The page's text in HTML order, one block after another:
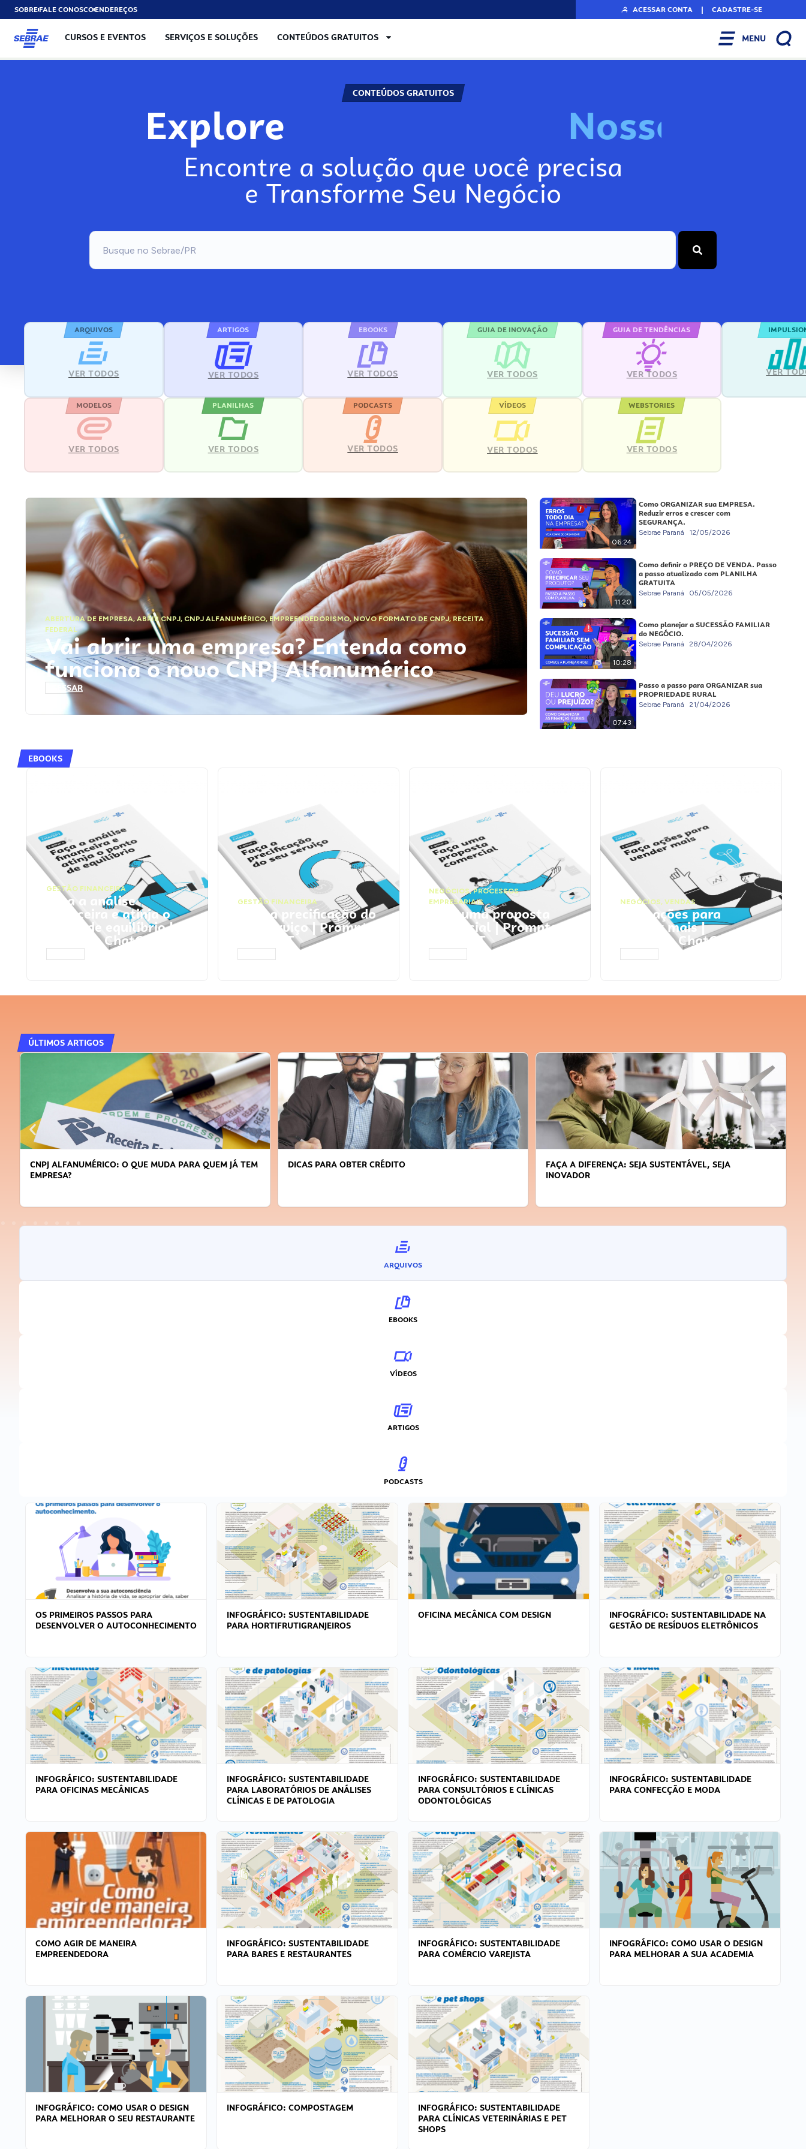
SOBREFALE CONOSCOENDEREÇOS ACESSAR CONTA | CADASTRE-SE
CURSOS E EVENTOS SERVIÇOS E SOLUÇÕES CONTEÚDOS GRATUITOS MENU
CONTEÚDOS GRATUITOS
Explore Noss
Encontre a solução que você precisa
e Transforme Seu Negócio
ARQUIVOS
VER TODOS
ARTIGOS
VER TODOS
EBOOKS
VER TODOS
GUIA DE INOVAÇÃO
VER TODOS
GUIA DE TENDÊNCIAS
VER TODOS VER
MODELOS
VER TODOS
PLANILHAS
VER TODOS
PODCASTS
VER TODOS
VÍDEOS
VER TODOS
WEBSTORIES
VER TODOS
ABERTURA DE EMPRESA,ABRIR CNPJ, CNPJ ALFANUMÉRICO, EMPREENDEDORISMO,NOVO FORMATO DE CNPJ,RECEITA
FEDERAL
Vai abrir uma empresa? Entenda como
funciona o novo CNPJ Alfanumérico
ACESSAR
06:24
Como ORGANIZAR sua EMPRESA.
Reduzir erros e crescer com
SEGURANÇA.
Sebrae Paraná 12/05/2026
11:20
Como definir o PREÇO DE VENDA. Passo
a passo atualizado com PLANILHA
GRATUITA
Sebrae Paraná 05/05/2026
10:28
Como planejar a SUCESSÃO FAMILIAR
do NEGÓCIO.
Sebrae Paraná 28/04/2026
07:43
Passo a passo para ORGANIZAR sua
PROPRIEDADE RURAL
Sebrae Paraná 21/04/2026
EBOOKS
GESTÃO FINANCEIRA
Faça a análise
financeira e atinja o
ponto de equilíbrio |
Prompts ChatGPT
GESTÃO FINANCEIRA
Faça a precificação do
seu serviço | Prompts
ChatGPT
NEGÓCIOS,PROCESSOS
EMPRESARIAIS
Faça uma proposta
comercial | Prompts
ChatGPT
NEGÓCIOS, VENDAS
Faça ações para
vender mais |
Prompts ChatGPT
ÚLTIMOS ARTIGOS
CNPJ ALFANUMÉRICO: O QUE MUDA PARA QUEM JÁ TEM
EMPRESA?
DICAS PARA OBTER CRÉDITO
FAÇA A DIFERENÇA: SEJA SUSTENTÁVEL, SEJA
INOVADOR
ARQUIVOS
EBOOKS
VÍDEOS
ARTIGOS
PODCASTS
OS PRIMEIROS PASSOS PARA
DESENVOLVER O AUTOCONHECIMENTO
INFOGRÁFICO: SUSTENTABILIDADE
PARA HORTIFRUTIGRANJEIROS
OFICINA MECÂNICA COM DESIGN
INFOGRÁFICO: SUSTENTABILIDADE NA
GESTÃO DE RESÍDUOS ELETRÔNICOS
INFOGRÁFICO: SUSTENTABILIDADE
PARA OFICINAS MECÂNICAS
INFOGRÁFICO: SUSTENTABILIDADE
PARA LABORATÓRIOS DE ANÁLISES
CLÍNICAS E DE PATOLOGIA
INFOGRÁFICO: SUSTENTABILIDADE
PARA CONSULTÓRIOS E CLÍNICAS
ODONTOLÓGICAS
INFOGRÁFICO: SUSTENTABILIDADE
PARA CONFECÇÃO E MODA
COMO AGIR DE MANEIRA
EMPREENDEDORA
INFOGRÁFICO: SUSTENTABILIDADE
PARA BARES E RESTAURANTES
INFOGRÁFICO: SUSTENTABILIDADE
PARA COMÉRCIO VAREJISTA
INFOGRÁFICO: COMO USAR O DESIGN
PARA MELHORAR A SUA ACADEMIA
INFOGRÁFICO: COMO USAR O DESIGN
PARA MELHORAR O SEU RESTAURANTE
INFOGRÁFICO: COMPOSTAGEM
INFOGRÁFICO: SUSTENTABILIDADE
PARA CLÍNICAS VETERINÁRIAS E PET
SHOPS